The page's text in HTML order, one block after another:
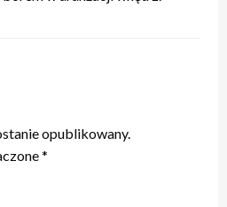
opublikowany.
*